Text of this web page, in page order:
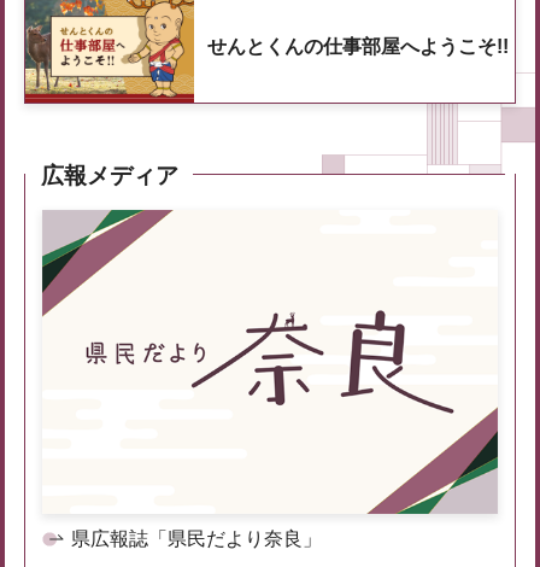
せんとくんの仕事部屋へようこそ!!
広報メディア
県広報誌「県民だより奈良」